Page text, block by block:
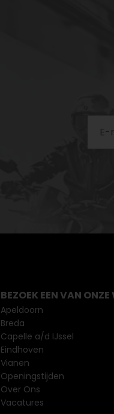
BEZOEK EEN VAN ONZE
Apeldoorn
Breda
Capelle a/d IJssel
Eindhoven
Vianen
Openingstijden
Over Ons
Vacatures